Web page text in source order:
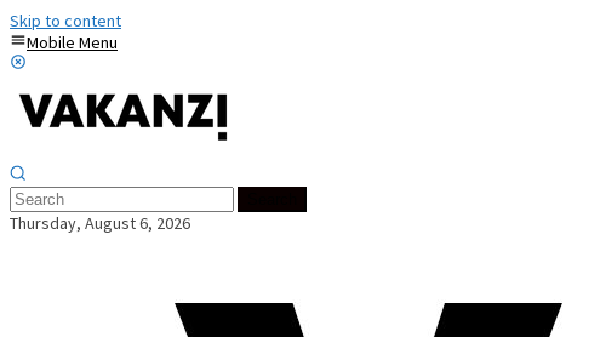
Skip to content
Mobile Menu
Thursday, August 6, 2026